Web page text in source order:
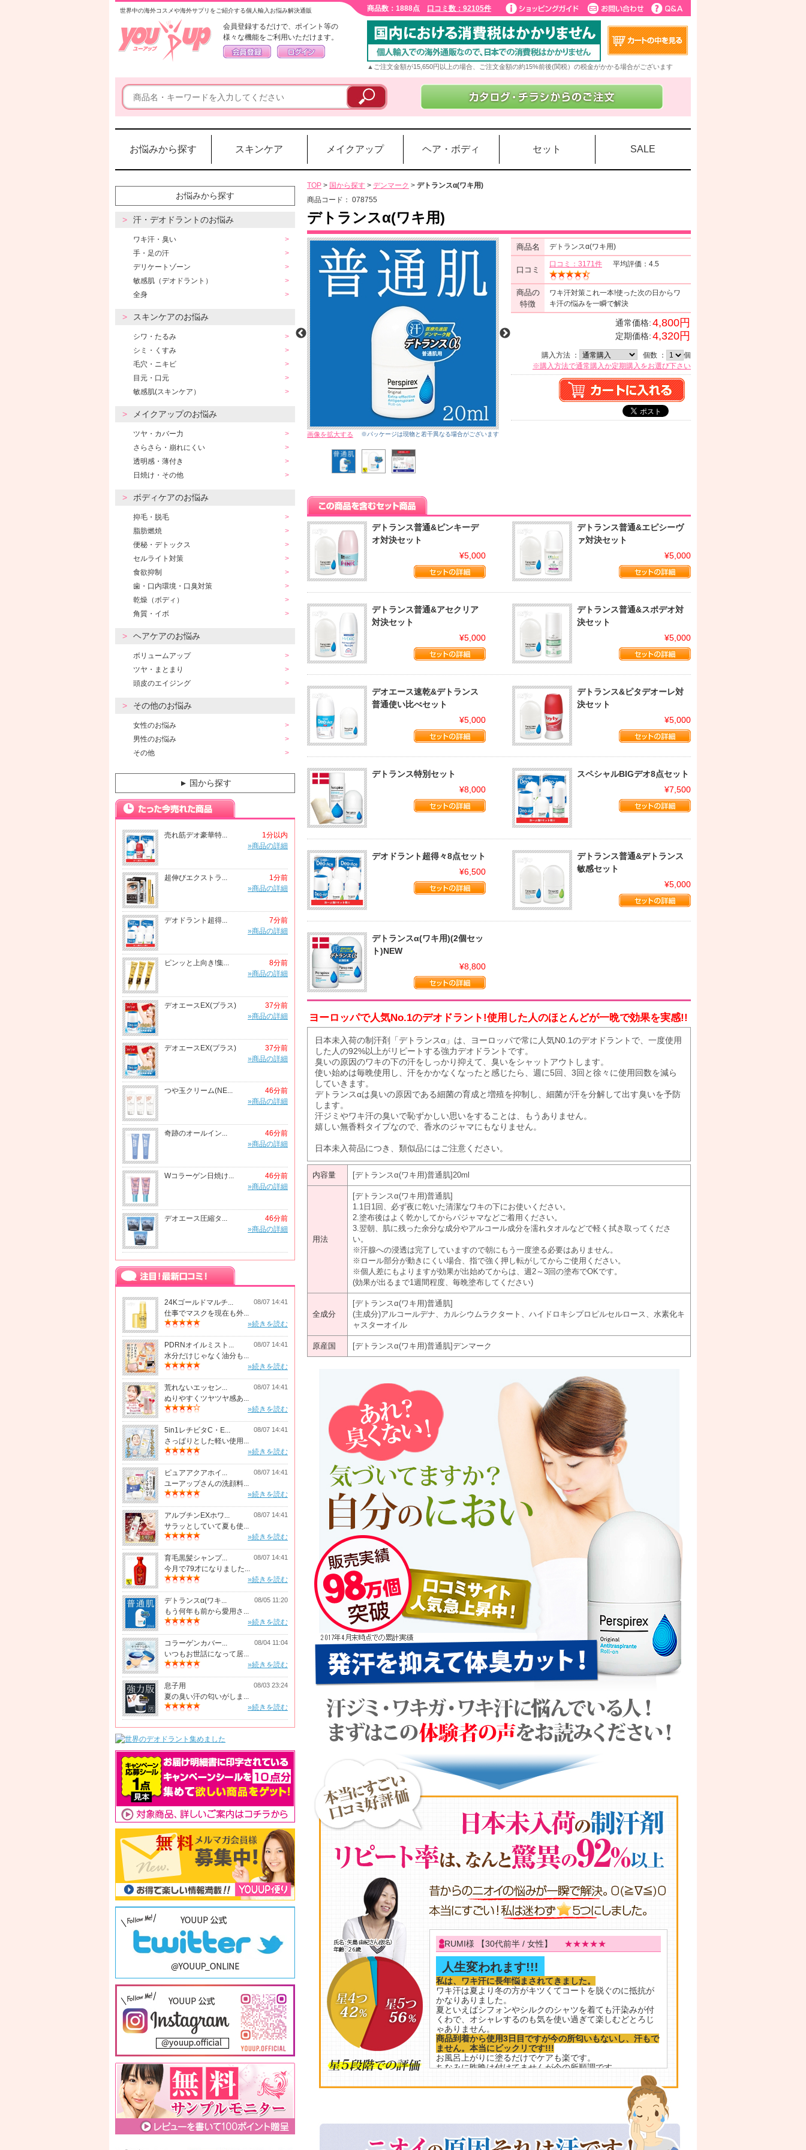
世界中の海外コスメや海外サプリをご紹介する個人輸入お悩み解決通販 商品数：1888点 口コミ数：92105件
会員登録するだけで、ポイント等の
様々な機能をご利用いただけます。
▲ご注文金額が15,650円以上の場合、ご注文金額の約15%前後(関税）の税金がかかる場合がございます
お悩みから探す スキンケア メイクアップ ヘア・ボディ セット SALE
お悩みから探す
汗・デオドラントのお悩み
ワキ汗・臭い
手・足の汗
デリケートゾーン
敏感肌（デオドラント）
全身
スキンケアのお悩み
シワ・たるみ
シミ・くすみ
毛穴・ニキビ
目元・口元
敏感肌(スキンケア）
メイクアップのお悩み
ツヤ・カバー力
さらさら・崩れにくい
透明感・薄付き
日焼け・その他
ボディケアのお悩み
抑毛・脱毛
脂肪燃焼
便秘・デトックス
セルライト対策
食欲抑制
歯・口内環境・口臭対策
乾燥（ボディ）
角質・イボ
ヘアケアのお悩み
ボリュームアップ
ツヤ・まとまり
頭皮のエイジング
その他のお悩み
女性のお悩み
男性のお悩み
その他
▼ 国から探す
売れ筋デオ豪華特...
1分以内
»商品の詳細
超伸びエクストラ...
1分前
»商品の詳細
デオドラント超得...
7分前
»商品の詳細
ピンッと上向き!集...
8分前
»商品の詳細
デオエースEX(プラス)
37分前
»商品の詳細
デオエースEX(プラス)
37分前
»商品の詳細
つや玉クリーム(NE...
46分前
»商品の詳細
奇跡のオールイン...
46分前
»商品の詳細
Wコラーゲン日焼け...
46分前
»商品の詳細
デオエース圧縮タ...
46分前
»商品の詳細
24Kゴールドマルチ... 08/07 14:41
仕事でマスクを現在も外...
»続きを読む
PDRNオイルミスト... 08/07 14:41
水分だけじゃなく油分も...
»続きを読む
荒れないエッセン... 08/07 14:41
ぬりやすくツヤツヤ感あ...
»続きを読む
5in1レチビタC・E... 08/07 14:41
さっぱりとした軽い使用...
»続きを読む
ピュアアクアホイ... 08/07 14:41
ユーアップさんの洗顔料...
»続きを読む
アルブチンEXホワ... 08/07 14:41
サラッとしていて夏も使...
»続きを読む
育毛黒髪シャンプ... 08/07 14:41
今月で79才になりました...
»続きを読む
デトランスα(ワキ... 08/05 11:20
もう何年も前から愛用さ...
»続きを読む
コラーゲンカバー... 08/04 11:04
いつもお世話になって居...
»続きを読む
息子用 08/03 23:24
夏の臭い汗の匂いがしま...
»続きを読む
TOP > 国から探す > デンマーク > デトランスα(ワキ用)
商品コード： 078755
デトランスα(ワキ用)
画像を拡大する ※パッケージは現物と若干異なる場合がございます
商品名 デトランスα(ワキ用)
口コミ
口コミ：3171件 平均評価：4.5
商品の
特徴
ワキ汗対策これ一本!使った次の日からワ
キ汗の悩みを一瞬で解決
通常価格:4,800円
定期価格:4,320円
購入方法 ： 個数 ：
個
※購入方法で通常購入か定期購入をお選び下さい
デトランス普通&ピンキーデ
オ対決セット
¥5,000
デトランス普通&エピシーヴ
ァ対決セット
¥5,000
デトランス普通&アセクリア
対決セット
¥5,000
デトランス普通&スポデオ対
決セット
¥5,000
デオエース速乾&デトランス
普通使い比べセット
¥5,000
デトランス&ピタデオーレ対
決セット
¥5,000
デトランス特別セット
¥8,000
スペシャルBIGデオ8点セット
¥7,500
デオドラント超得々8点セット
¥6,500
デトランス普通&デトランス
敏感セット
¥5,000
デトランスα(ワキ用)(2個セッ
ト)NEW
¥8,800
ヨーロッパで人気No.1のデオドラント!使用した人のほとんどが一晩で効果を実感!!
日本未入荷の制汗剤「デトランスα」は、ヨーロッパで常に人気N0.1のデオドラントで、一度使用
した人の92%以上がリピートする強力デオドラントです。
臭いの原因のワキの下の汗をしっかり抑えて、臭いをシャットアウトします。
使い始めは毎晩使用し、汗をかかなくなったと感じたら、週に5回、3回と徐々に使用回数を減ら
していきます。
デトランスαは臭いの原因である細菌の育成と増殖を抑制し、細菌が汗を分解して出す臭いを予防
します。
汗ジミやワキ汗の臭いで恥ずかしい思いをすることは、もうありません。
嬉しい無香料タイプなので、香水のジャマにもなりません。
日本未入荷品につき、類似品にはご注意ください。
内容量 [デトランスα(ワキ用)普通肌]20ml
用法
[デトランスα(ワキ用)普通肌]
1.1日1回、必ず夜に乾いた清潔なワキの下にお使いください。
2.塗布後はよく乾かしてからパジャマなどご着用ください。
3.翌朝、肌に残った余分な成分やアルコール成分を濡れタオルなどで軽く拭き取ってくださ
い。
※汗腺への浸透は完了していますので朝にもう一度塗る必要はありません。
※ロール部分が動きにくい場合、指で強く押し転がしてからご使用ください。
※個人差にもよりますが効果が出始めてからは、週2～3回の塗布でOKです。
(効果が出るまで1週間程度、毎晩塗布してください)
全成分
[デトランスα(ワキ用)普通肌]
(主成分)アルコールデナ、カルシウムラクタート、ハイドロキシプロピルセルロース、水素化キ
ャスターオイル
原産国 [デトランスα(ワキ用)普通肌]デンマーク
RUMI様 【30代前半 / 女性】 ★★★★★
人生変われます!!!
私は、ワキ汗に長年悩まされてきました。
ワキ汗は夏より冬の方がキツくてコートを脱ぐのに抵抗が
かなりありました。
夏といえばシフォンやシルクのシャツを着ても汗染みが付
くわで、オシャレするのも気を使い過ぎて楽しむどとろじ
ゃありません。
商品到着から使用3日目ですが今の所匂いもないし、汗もで
ません。本当にビックリです!!!
お風呂上がりに塗るだけでケアも楽です。
ちなみに昨晩は付けてませんが今の所順調です。
ずっと使用しなければ元に戻ってしまうのかはまだ分かり
ませんが、様子見ながら使用してみます。
悩まれてる方は是非1度試して何も気にせずオシャレを楽し
せの様 【23歳 / 女性】 ★★★★★